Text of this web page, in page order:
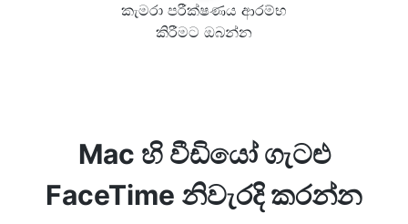
කැමරා පරීක්ෂණය ආරම්භ
කිරීමට ඔබන්න
Mac හි වීඩියෝ ගැටළු
FaceTime නිවැරදි කරන්න